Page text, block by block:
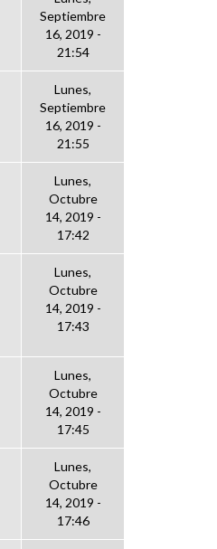
Septiembre
16, 2019 -
21:54
Lunes,
Septiembre
16, 2019 -
21:55
Lunes,
Octubre
14, 2019 -
17:42
Lunes,
Octubre
14, 2019 -
17:43
Lunes,
Octubre
14, 2019 -
17:45
Lunes,
Octubre
14, 2019 -
17:46